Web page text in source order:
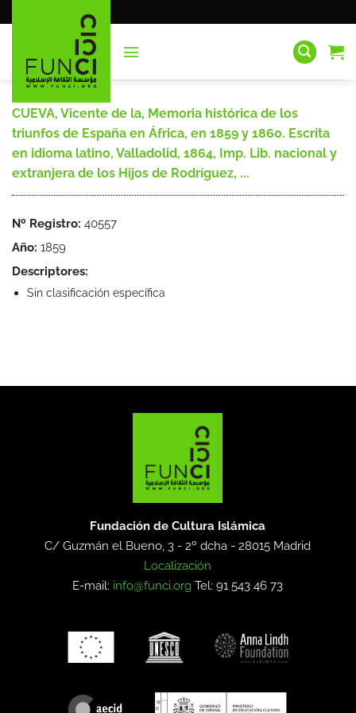
al
CUEVA, Vicente de la, Memoria histórica de los
triunfos de España en África, en 1859 y 1860. Escrita
en idioma latino, Valladolid, 1864, Imp. Lib. nacional y
extranjera de los Hijos de Rodríguez, ...
Nº Registro: 40557
Año: 1859
Descriptores:
Sin clasificación específica
Fundación de Cultura Islámica
C/ Guzmán el Bueno, 3 - 2º dcha -28015 Madrid
Localización
E-mail: info@funci.org Tel: 91 543 46 73